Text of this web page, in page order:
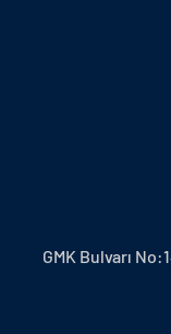
GMK Bulvarı